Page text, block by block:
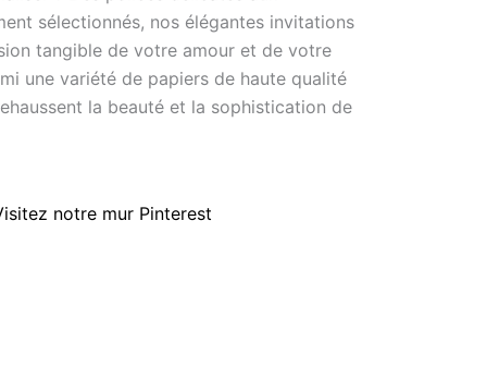
sélectionnés, nos élégantes invitations
tangible de votre amour et de votre
une variété de papiers de haute qualité
la beauté et la sophistication de
notre mur Pinterest